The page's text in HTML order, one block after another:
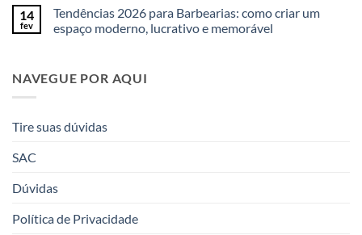
14
fev
Tendências 2026 para Barbearias: como criar um
espaço moderno, lucrativo e memorável
NAVEGUE POR AQUI
Tire suas dúvidas
SAC
Dúvidas
Política de Privacidade